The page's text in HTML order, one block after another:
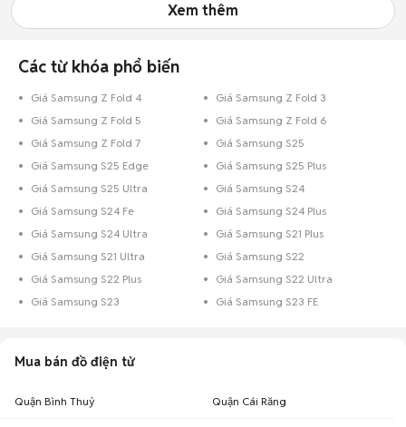
Xem thêm
Các từ khóa phổ biến
Giá Samsung Z Fold 4
Giá Samsung Z Fold 3
Giá Samsung Z Fold 5
Giá Samsung Z Fold 6
Giá Samsung Z Fold 7
Giá Samsung S25
Giá Samsung S25 Edge
Giá Samsung S25 Plus
Giá Samsung S25 Ultra
Giá Samsung S24
Giá Samsung S24 Fe
Giá Samsung S24 Plus
Giá Samsung S24 Ultra
Giá Samsung S21 Plus
Giá Samsung S21 Ultra
Giá Samsung S22
Giá Samsung S22 Plus
Giá Samsung S22 Ultra
Giá Samsung S23
Giá Samsung S23 FE
Mua bán đồ điện tử
Quận Bình Thuỷ Quận Cái Răng